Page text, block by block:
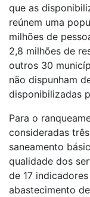
que as
reúnem uma
milhões de
2,8 milhões de
outros 30
não dispunham
disponibilizadas
Para o
consideradas
saneamento
qualidade dos
de 17
abastecimento